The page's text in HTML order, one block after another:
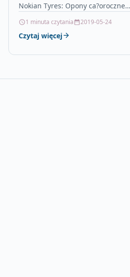
Nokian Tyres: Opony ca?oroczne
podstawowe znaki…
1 minuta czytania 2019-05-24
Czytaj więcej